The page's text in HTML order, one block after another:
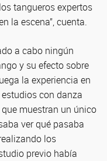
tangueros expertos
la escena”, cuenta.
a cabo ningún
y su efecto sobre
la experiencia en
con danza
muestran un único
ver qué pasaba
los
previo había